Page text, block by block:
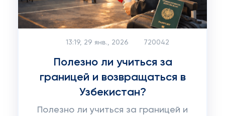
13:19, 29 янв., 2026 720042
Полезно ли учиться за
границей и возвращаться в
Узбекистан?
Полезно ли учиться за границей и